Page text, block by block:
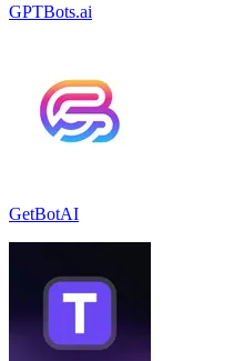
GPTBots.ai
GetBotAI